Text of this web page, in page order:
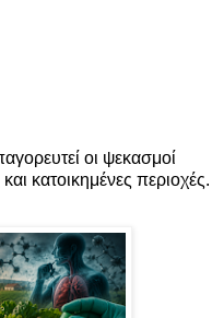
οι ψεκασμοί
κατοικημένες περιοχές.